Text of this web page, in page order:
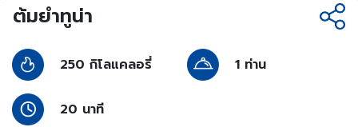
ต้มยำทูน่า
250 กิโลแคลอรี่ 1 ท่าน
20 นาที